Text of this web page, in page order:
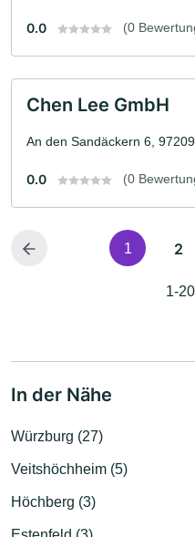
0.0 (0
Chen Lee GmbH
An den Sandäckern 6,
0.0 (0
1 2
1-
In der Nähe
Würzburg (27)
Veitshöchheim (5)
Höchberg (3)